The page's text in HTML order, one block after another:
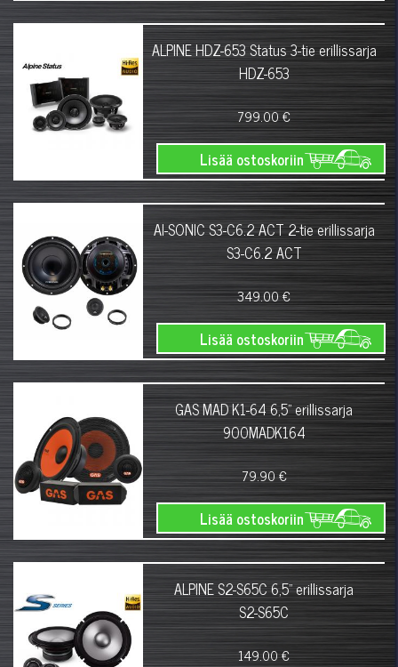
ALPINE HDZ-653 Status 3-tie erillissarja
HDZ-653
799.00 €
Lisää ostoskoriin
AI-SONIC S3-C6.2 ACT 2-tie erillissarja
S3-C6.2 ACT
349.00 €
Lisää ostoskoriin
GAS MAD K1-64 6,5" erillissarja
900MADK164
79.90 €
Lisää ostoskoriin
ALPINE S2-S65C 6,5" erillissarja
S2-S65C
149.00 €